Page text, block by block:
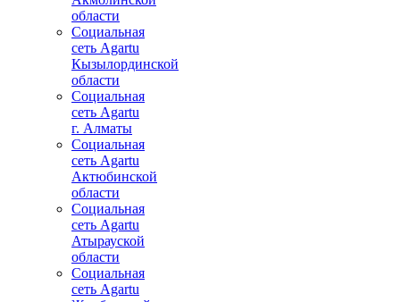
области
Социальная
сеть Agartu
Кызылординской
области
Социальная
сеть Agartu
г. Алматы
Социальная
сеть Agartu
Актюбинской
области
Социальная
сеть Agartu
Атырауской
области
Социальная
сеть Agartu